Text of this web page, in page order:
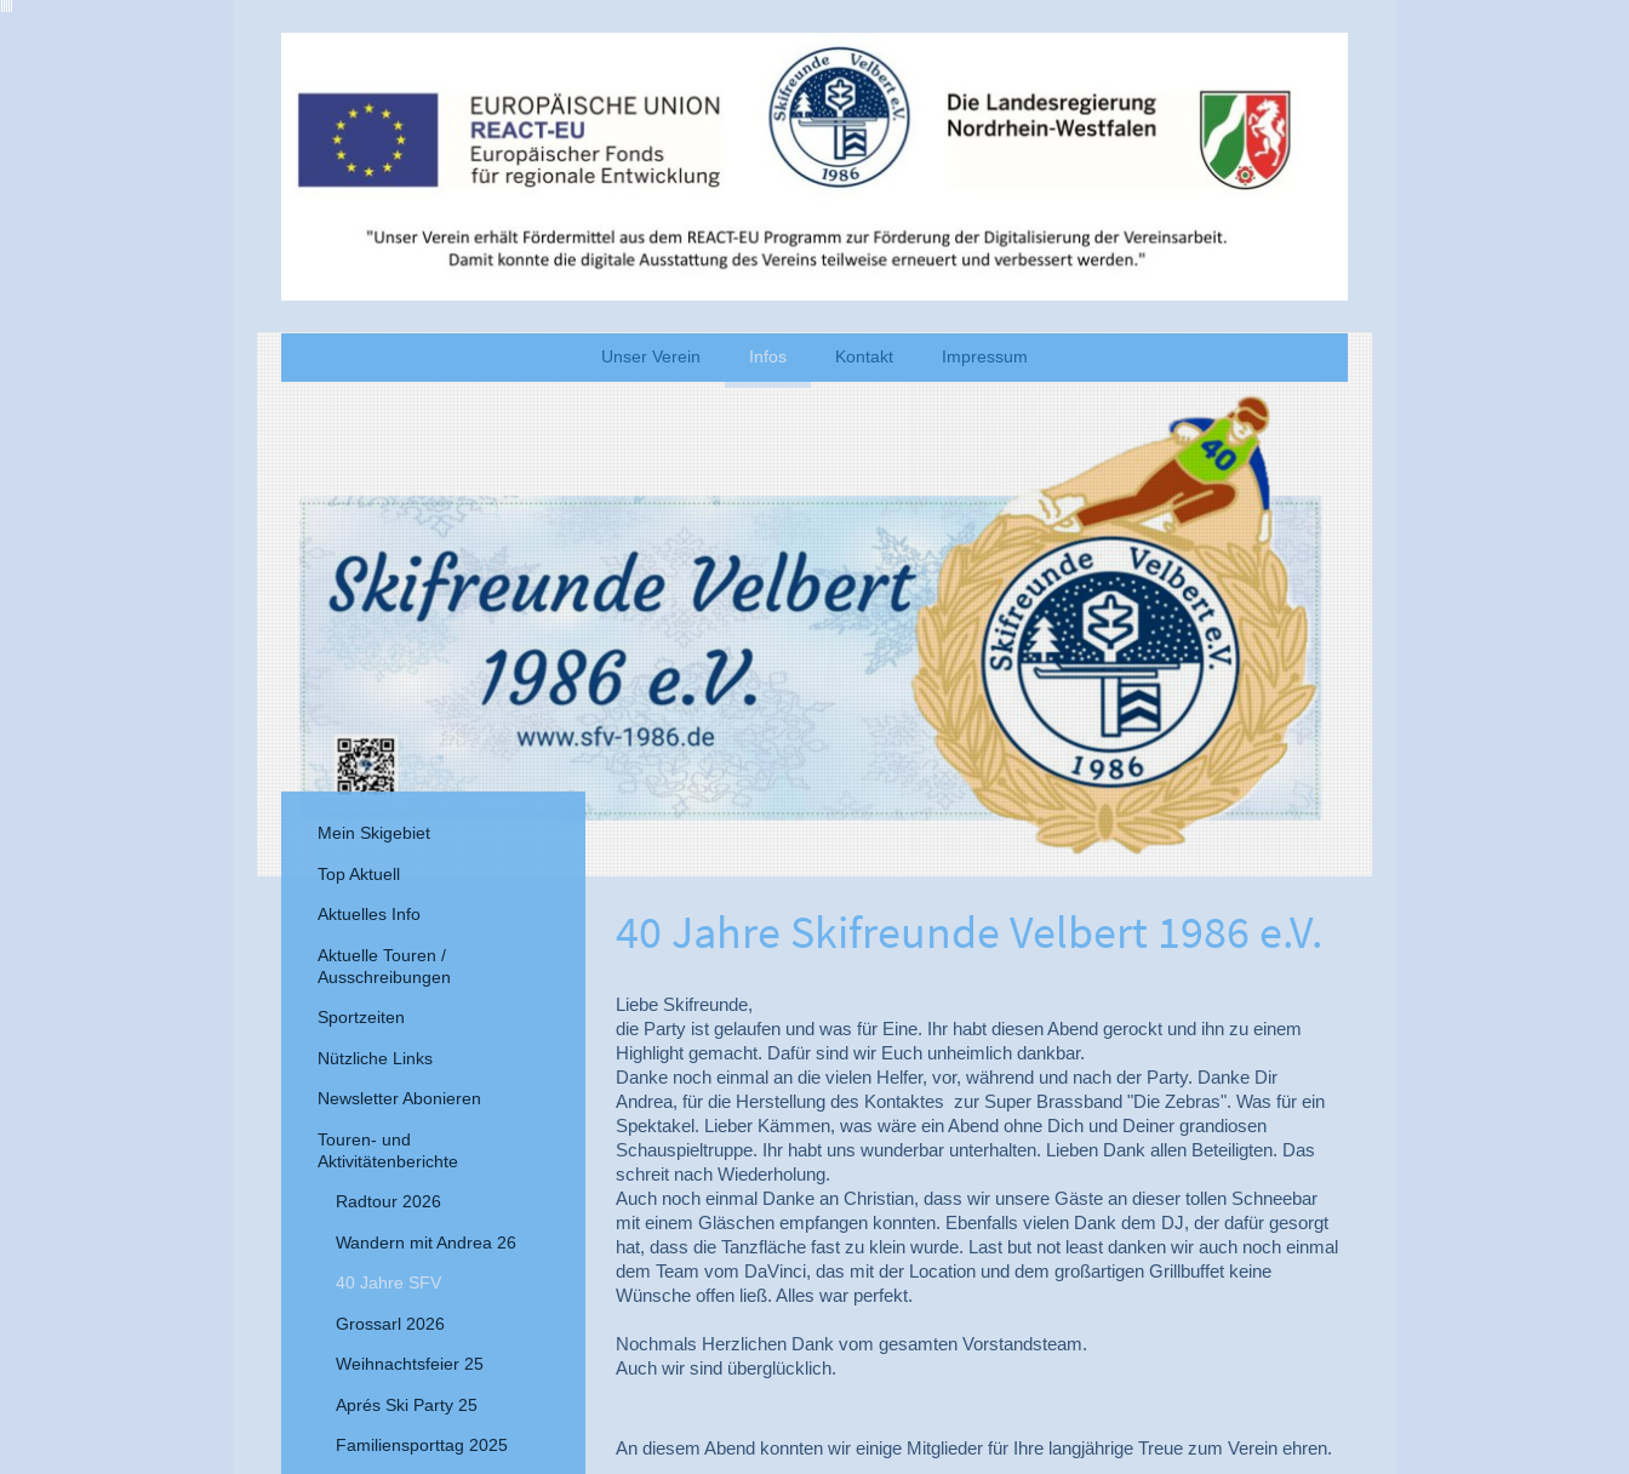
Unser Verein Infos Kontakt Impressum
40 Jahre Skifreunde Velbert 1986 e.V.
Liebe Skifreunde,
die Party ist gelaufen und was für Eine. Ihr habt diesen Abend gerockt und ihn zu einem
Highlight gemacht. Dafür sind wir Euch unheimlich dankbar.
Danke noch einmal an die vielen Helfer, vor, während und nach der Party. Danke Dir
Andrea, für die Herstellung des Kontaktes zur Super Brassband "Die Zebras". Was für ein
Spektakel. Lieber Kämmen, was wäre ein Abend ohne Dich und Deiner grandiosen
Schauspieltruppe. Ihr habt uns wunderbar unterhalten. Lieben Dank allen Beteiligten. Das
schreit nach Wiederholung.
Auch noch einmal Danke an Christian, dass wir unsere Gäste an dieser tollen Schneebar
mit einem Gläschen empfangen konnten. Ebenfalls vielen Dank dem DJ, der dafür gesorgt
hat, dass die Tanzfläche fast zu klein wurde. Last but not least danken wir auch noch einmal
dem Team vom DaVinci, das mit der Location und dem großartigen Grillbuffet keine
Wünsche offen ließ. Alles war perfekt.
Nochmals Herzlichen Dank vom gesamten Vorstandsteam.
Auch wir sind überglücklich.
An diesem Abend konnten wir einige Mitglieder für Ihre langjährige Treue zum Verein ehren.
Mein Skigebiet
Top Aktuell
Aktuelles Info
Aktuelle Touren /
Ausschreibungen
Sportzeiten
Nützliche Links
Newsletter Abonieren
Touren- und
Aktivitätenberichte
Radtour 2026
Wandern mit Andrea 26
40 Jahre SFV
Grossarl 2026
Weihnachtsfeier 25
Aprés Ski Party 25
Familiensporttag 2025